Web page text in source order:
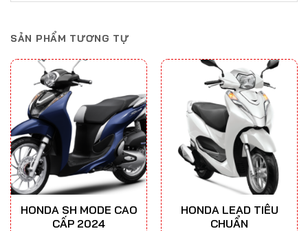
SẢN PHẨM TƯƠNG TỰ
HONDA SH MODE CAO
CẤP 2024
HONDA LEAD TIÊU
CHUẨN